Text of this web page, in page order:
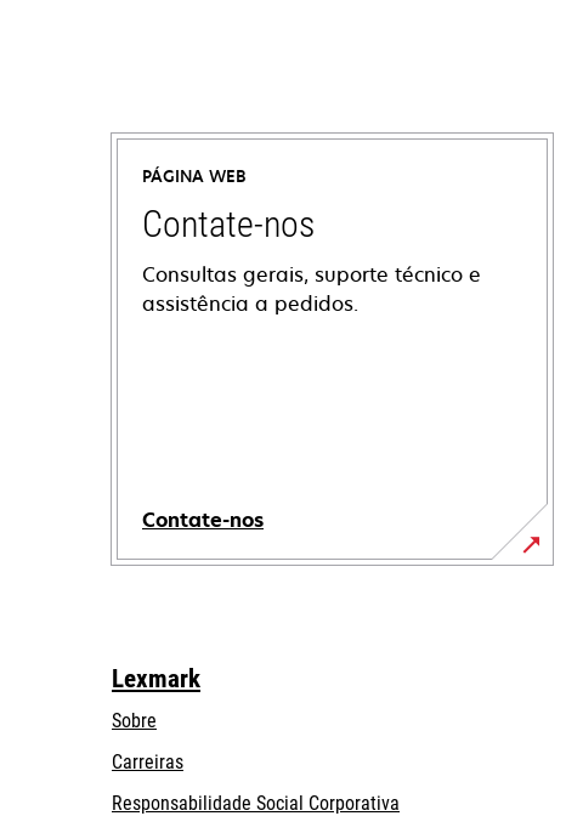
PÁGINA WEB
Contate-nos
Consultas gerais, suporte técnico e
assistência a pedidos.
Contate-nos
Lexmark
Sobre
Carreiras
Responsabilidade Social Corporativa